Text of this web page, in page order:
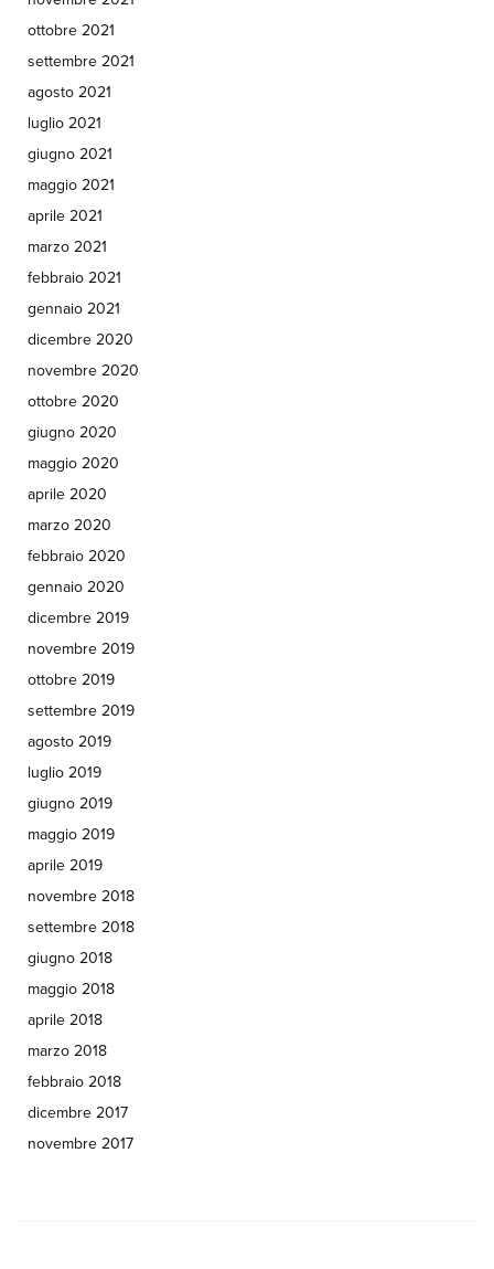
ottobre 2021
settembre 2021
agosto 2021
luglio 2021
giugno 2021
maggio 2021
aprile 2021
marzo 2021
febbraio 2021
gennaio 2021
dicembre 2020
novembre 2020
ottobre 2020
giugno 2020
maggio 2020
aprile 2020
marzo 2020
febbraio 2020
gennaio 2020
dicembre 2019
novembre 2019
ottobre 2019
settembre 2019
agosto 2019
luglio 2019
giugno 2019
maggio 2019
aprile 2019
novembre 2018
settembre 2018
giugno 2018
maggio 2018
aprile 2018
marzo 2018
febbraio 2018
dicembre 2017
novembre 2017